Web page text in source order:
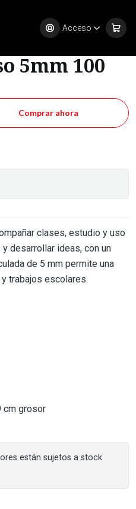
Acceso
5mm 100
Comprar ahora
clases, estudio y uso
desarrollar ideas, con un
de 5 mm permite una
trabajos escolares.
cm grosor
están sujetos a stock